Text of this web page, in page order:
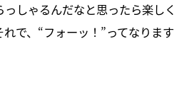
しゃるんだなと思ったら楽しく
で、“フォーッ！”ってなります